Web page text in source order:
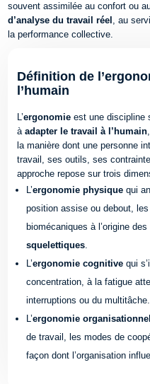
souvent assimilée au confort ou
d’analyse du travail réel , au
la performance collective.
Définition de
l’humain
L’ergonomieest une discipline
à adapter le travail à l’humain
la manière dont une personne
travail, ses outils, ses
approche repose sur trois
L’ergonomie physique qui
position assise ou debout,
biomécaniques à l’origine
squelettiques.
L’ergonomie cognitivequi
concentration, à la fatigue
interruptions ou du multitâche.
L’ergonomie
de travail, les modes de
façon dont l’organisation